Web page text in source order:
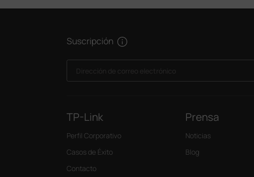
Suscripción
TP-Link
Perfil Corporativo
Casos de Éxito
Contacto
Prensa
Noticias
Blog